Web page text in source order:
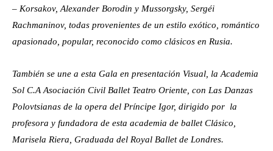
– Korsakov, Alexander Borodin y Mussorgsky, Sergéi
Rachmaninov, todas provenientes de un estilo exótico, romántico
apasionado, popular, reconocido como clásicos en Rusia.
También se une a esta Gala en presentación Visual, la Academia
Sol C.A Asociación Civil Ballet Teatro Oriente, con Las Danzas
Polovtsianas de la opera del Príncipe Igor, dirigido por la
profesora y fundadora de esta academia de ballet Clásico,
Marisela Riera, Graduada del Royal Ballet de Londres.